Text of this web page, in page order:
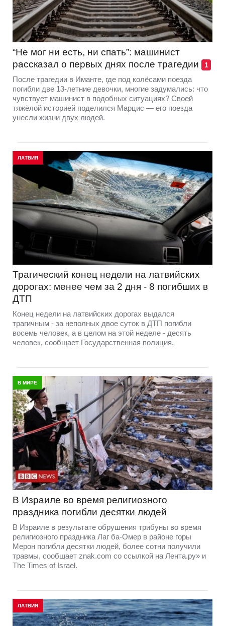
“Не мог ни есть, ни спать”: машинист
рассказал о первых днях после трагедии
1
После трагедии в Иманте, где под колёсами поезда
погибли две 13-летние девочки, многие задумались: что
чувствует машинист в подобных ситуациях? Своей
тяжёлой историей поделился Марцис — его поезда
унесли жизни двух людей.
ЛАТВИЯ
Трагический конец недели на латвийских
дорогах: менее чем за 2 дня - 8 погибших в
ДТП
Конец недели на латвийских дорогах выдался
трагичным - за неполных двое суток в ДТП погибли
восемь человек, а в целом на этой неделе - десять
человек, сообщает Государственная полиция.
В МИРЕ
В Израиле во время религиозного
праздника погибли десятки людей
В Израиле в результате обрушения трибуны во время
религиозного праздника Лаг ба-Омер в районе горы
Мерон погибли десятки людей, более сотни получили
травмы, сообщает znak.com со ссылкой на Лента.ру» и
The Times of Israel.
ЛАТВИЯ